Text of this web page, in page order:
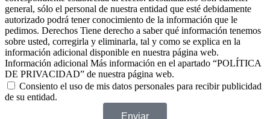
general, sólo el personal de nuestra entidad que esté debidamente
autorizado podrá tener conocimiento de la información que le
pedimos. Derechos Tiene derecho a saber qué información tenemos
sobre usted, corregirla y eliminarla, tal y como se explica en la
información adicional disponible en nuestra página web.
Información adicional Más información en el apartado “POLÍTICA
DE PRIVACIDAD” de nuestra página web.
Consiento el uso de mis datos personales para recibir publicidad
de su entidad.
Enviar